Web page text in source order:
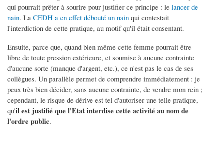
qui pourrait prêter à sourire pour justifier ce principe : le lancer de
nain. La CEDH a en effet débouté un nain qui contestait
l'interdiction de cette pratique, au motif qu'il était consentant.
Ensuite, parce que, quand bien même cette femme pourrait être
libre de toute pression extérieure, et soumise à aucune contrainte
d'aucune sorte (manque d'argent, etc.), ce n'est pas le cas de ses
collègues. Un parallèle permet de comprendre immédiatement : je
peux très bien décider, sans aucune contrainte, de vendre mon rein ;
cependant, le risque de dérive est tel d'autoriser une telle pratique,
qu'il est justifié que l'Etat interdise cette activité au nom de
l'ordre public.